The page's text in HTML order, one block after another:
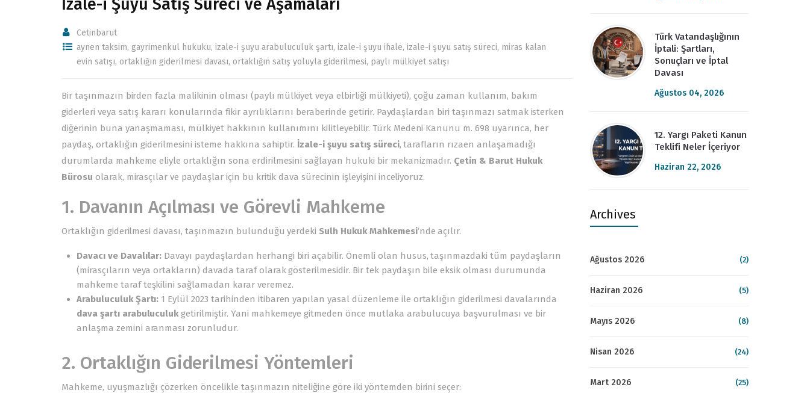
İzale-i Şuyu Satış Süreci ve Aşamaları
Cetinbarut
aynen taksim, gayrimenkul hukuku, izale-i şuyu arabuluculuk şartı, izale-i şuyu ihale, izale-i şuyu satış süreci, miras kalan
evin satışı, ortaklığın giderilmesi davası, ortaklığın satış yoluyla giderilmesi, paylı mülkiyet satışı
Bir taşınmazın birden fazla malikinin olması (paylı mülkiyet veya elbirliği mülkiyeti), çoğu zaman kullanım, bakım
giderleri veya satış kararı konularında fikir ayrılıklarını beraberinde getirir. Paydaşlardan biri taşınmazı satmak isterken
diğerinin buna yanaşmaması, mülkiyet hakkının kullanımını kilitleyebilir. Türk Medeni Kanunu m. 698 uyarınca, her
paydaş, ortaklığın giderilmesini isteme hakkına sahiptir. İzale-i şuyu satış süreci, tarafların rızaen anlaşamadığı
durumlarda mahkeme eliyle ortaklığın sona erdirilmesini sağlayan hukuki bir mekanizmadır. Çetin & Barut Hukuk
Bürosu olarak, mirasçılar ve paydaşlar için bu kritik dava sürecinin işleyişini inceliyoruz.
1. Davanın Açılması ve Görevli Mahkeme
Ortaklığın giderilmesi davası, taşınmazın bulunduğu yerdeki Sulh Hukuk Mahkemesi‘nde açılır.
Davacı ve Davalılar: Davayı paydaşlardan herhangi biri açabilir. Önemli olan husus, taşınmazdaki tüm paydaşların
(mirasçıların veya ortakların) davada taraf olarak gösterilmesidir. Bir tek paydaşın bile eksik olması durumunda
mahkeme taraf teşkilini sağlamadan karar veremez.
Arabuluculuk Şartı: 1 Eylül 2023 tarihinden itibaren yapılan yasal düzenleme ile ortaklığın giderilmesi davalarında
dava şartı arabuluculukgetirilmiştir. Yani mahkemeye gitmeden önce mutlaka arabulucuya başvurulması ve bir
anlaşma zemini aranması zorunludur.
2. Ortaklığın Giderilmesi Yöntemleri
Mahkeme, uyuşmazlığı çözerken öncelikle taşınmazın niteliğine göre iki yöntemden birini seçer:
Türk Vatandaşlığının
İptali: Şartları,
Sonuçları ve İptal
Davası
Ağustos 04, 2026
12. Yargı Paketi Kanun
Teklifi Neler İçeriyor
Haziran 22, 2026
Archives
Ağustos 2026 (2)
Haziran 2026 (5)
Mayıs 2026 (8)
Nisan 2026 (24)
Mart 2026 (25)